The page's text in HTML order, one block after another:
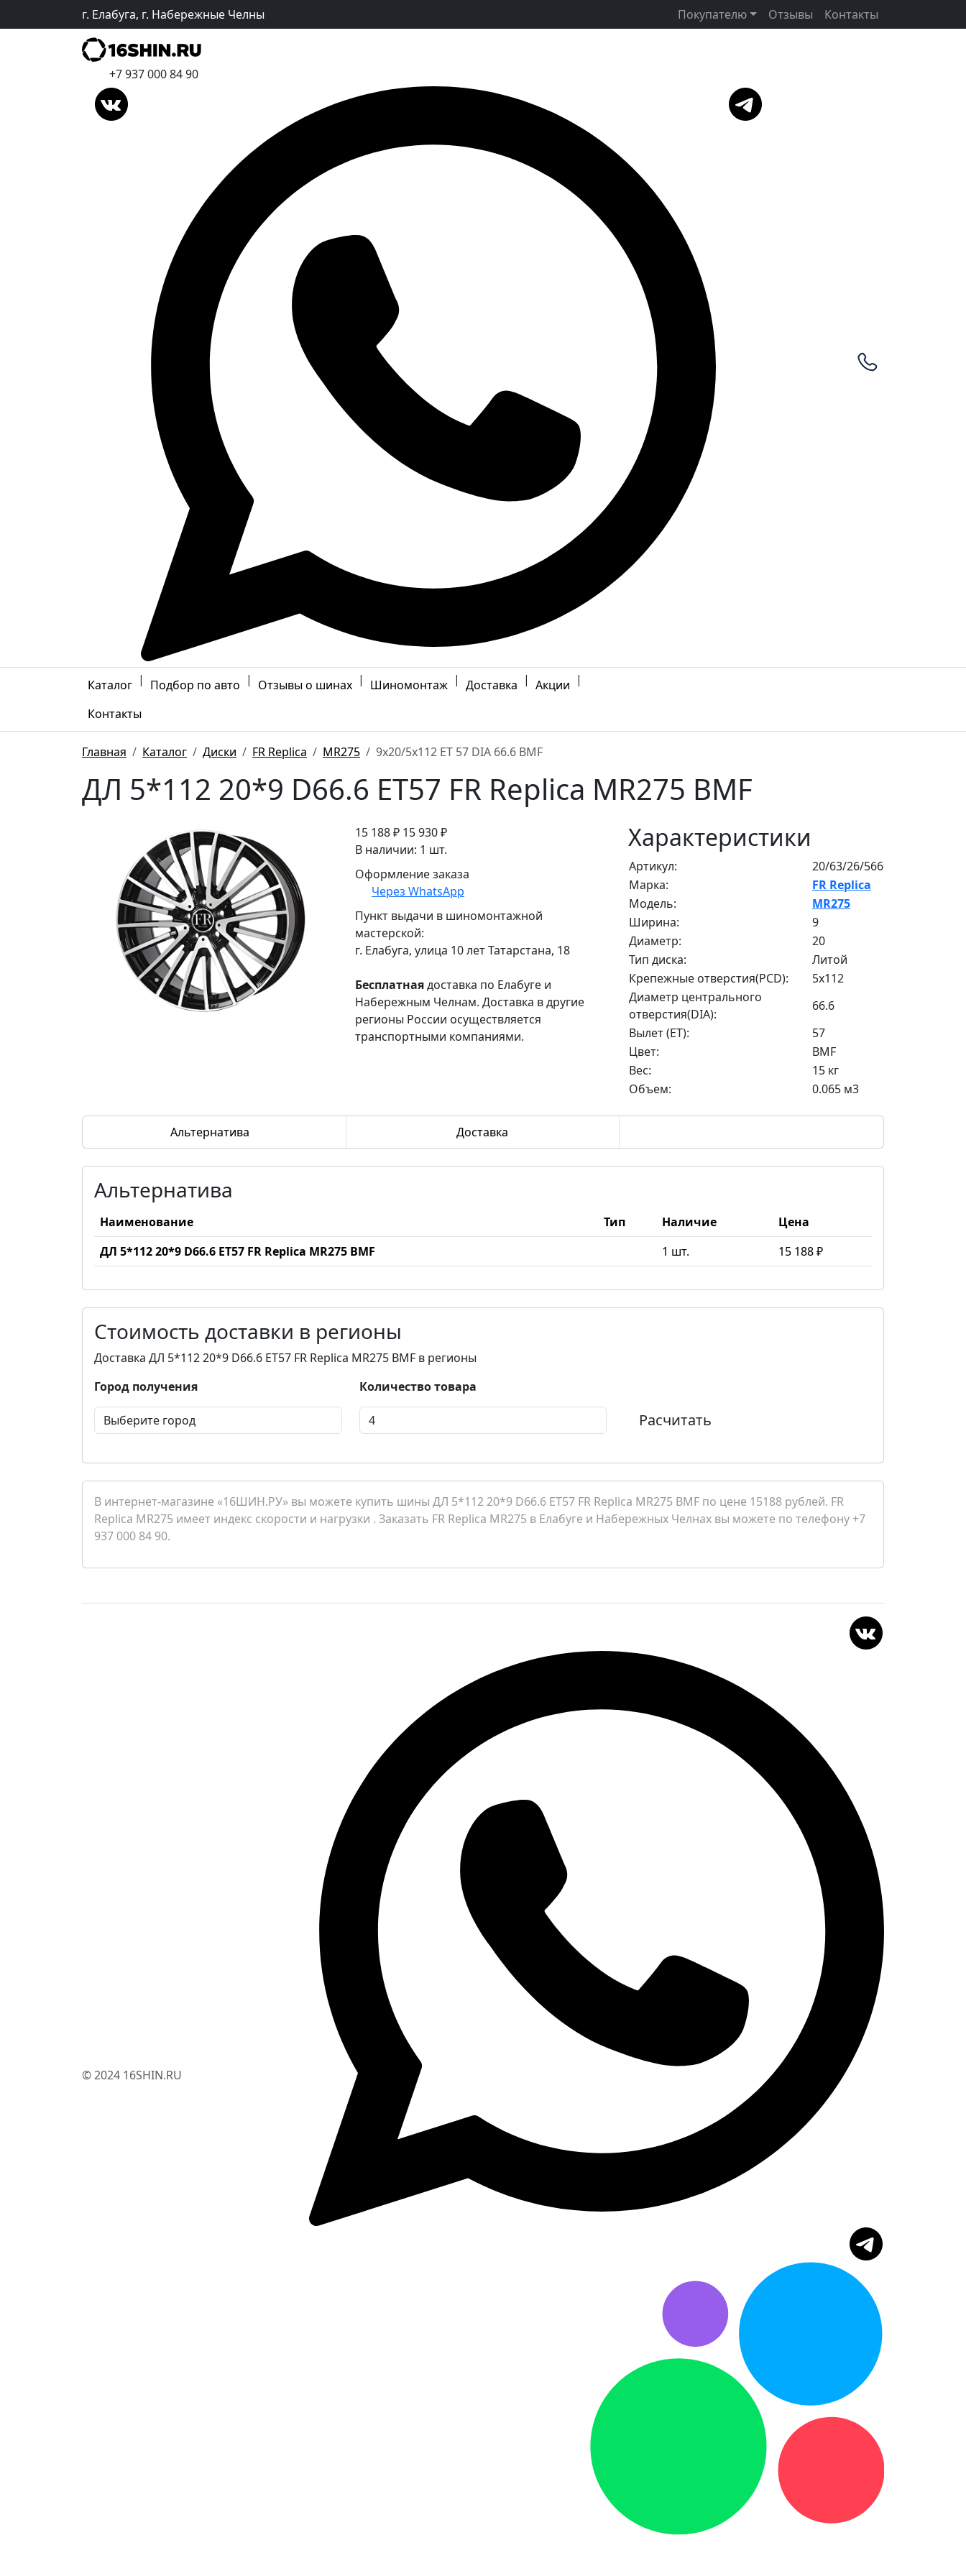
г. Елабуга, г. Набережные Челны Покупателю Отзывы Контакты
+7 937 000 84 90
Каталог | Подбор по авто | Отзывы о шинах | Шиномонтаж | Доставка | Акции |
Контакты
Главная Каталог Диски FR Replica MR275 9x20/5x112 ET 57 DIA 66.6 BMF
ДЛ 5*112 20*9 D66.6 ET57 FR Replica MR275 BMF
15 188 ₽ 15 930 ₽
В наличии: 1 шт.
Оформление заказа
Через WhatsApp
Пункт выдачи в шиномонтажной
мастерской:
г. Елабуга, улица 10 лет Татарстана, 18
Бесплатнаядоставка по Елабуге и
Набережным Челнам. Доставка в другие
регионы России осуществляется
транспортными компаниями.
Характеристики
Артикул:
20/63/26/566
Марка:
FR Replica
Модель:
MR275
Ширина:
9
Диаметр:
20
Тип диска:
Литой
Крепежные отверстия(PCD):
5x112
Диаметр центрального
отверстия(DIA):
66.6
Вылет (ET):
57
Цвет:
BMF
Вес:
15 кг
Объем:
0.065 м3
Альтернатива Доставка
Альтернатива
Наименование Тип Наличие
Цена
ДЛ 5*112 20*9 D66.6 ET57 FR Replica MR275 BMF
1 шт. 15 188 ₽
Стоимость доставки в регионы
Доставка ДЛ 5*112 20*9 D66.6 ET57 FR Replica MR275 BMF в регионы
Город получения
Количество товара
Расчитать
В интернет-магазине «16ШИН.РУ» вы можете купить шины ДЛ 5*112 20*9 D66.6 ET57 FR Replica MR275 BMF по цене 15188 рублей. FR
Replica MR275 имеет индекс скорости и нагрузки . Заказать FR Replica MR275 в Елабуге и Набережных Челнах вы можете по телефону +7
937 000 84 90.
© 2024 16SHIN.RU